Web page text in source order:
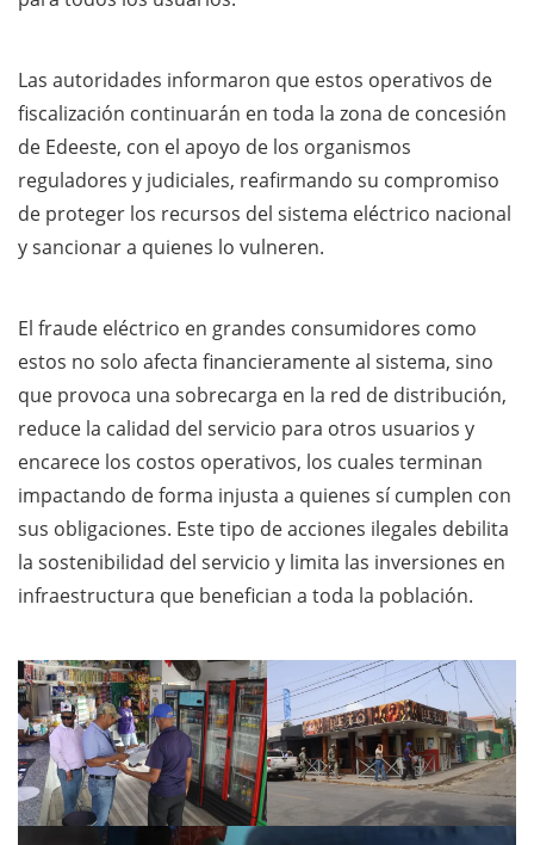
Las autoridades informaron que estos operativos de
fiscalización continuarán en toda la zona de concesión
de Edeeste, con el apoyo de los organismos
reguladores y judiciales, reafirmando su compromiso
de proteger los recursos del sistema eléctrico nacional
y sancionar a quienes lo vulneren.
El fraude eléctrico en grandes consumidores como
estos no solo afecta financieramente al sistema, sino
que provoca una sobrecarga en la red de distribución,
reduce la calidad del servicio para otros usuarios y
encarece los costos operativos, los cuales terminan
impactando de forma injusta a quienes sí cumplen con
sus obligaciones. Este tipo de acciones ilegales debilita
la sostenibilidad del servicio y limita las inversiones en
infraestructura que benefician a toda la población.